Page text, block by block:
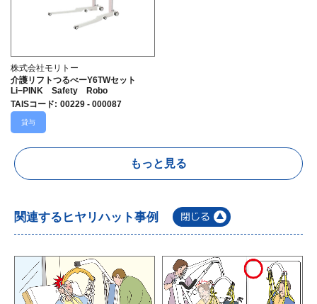
株式会社モリトー
介護リフトつるべーY6TWセット
Li−PINK Safety Robo
TAISコード: 00229 - 000087
貸与
もっと見る
関連するヒヤリハット事例